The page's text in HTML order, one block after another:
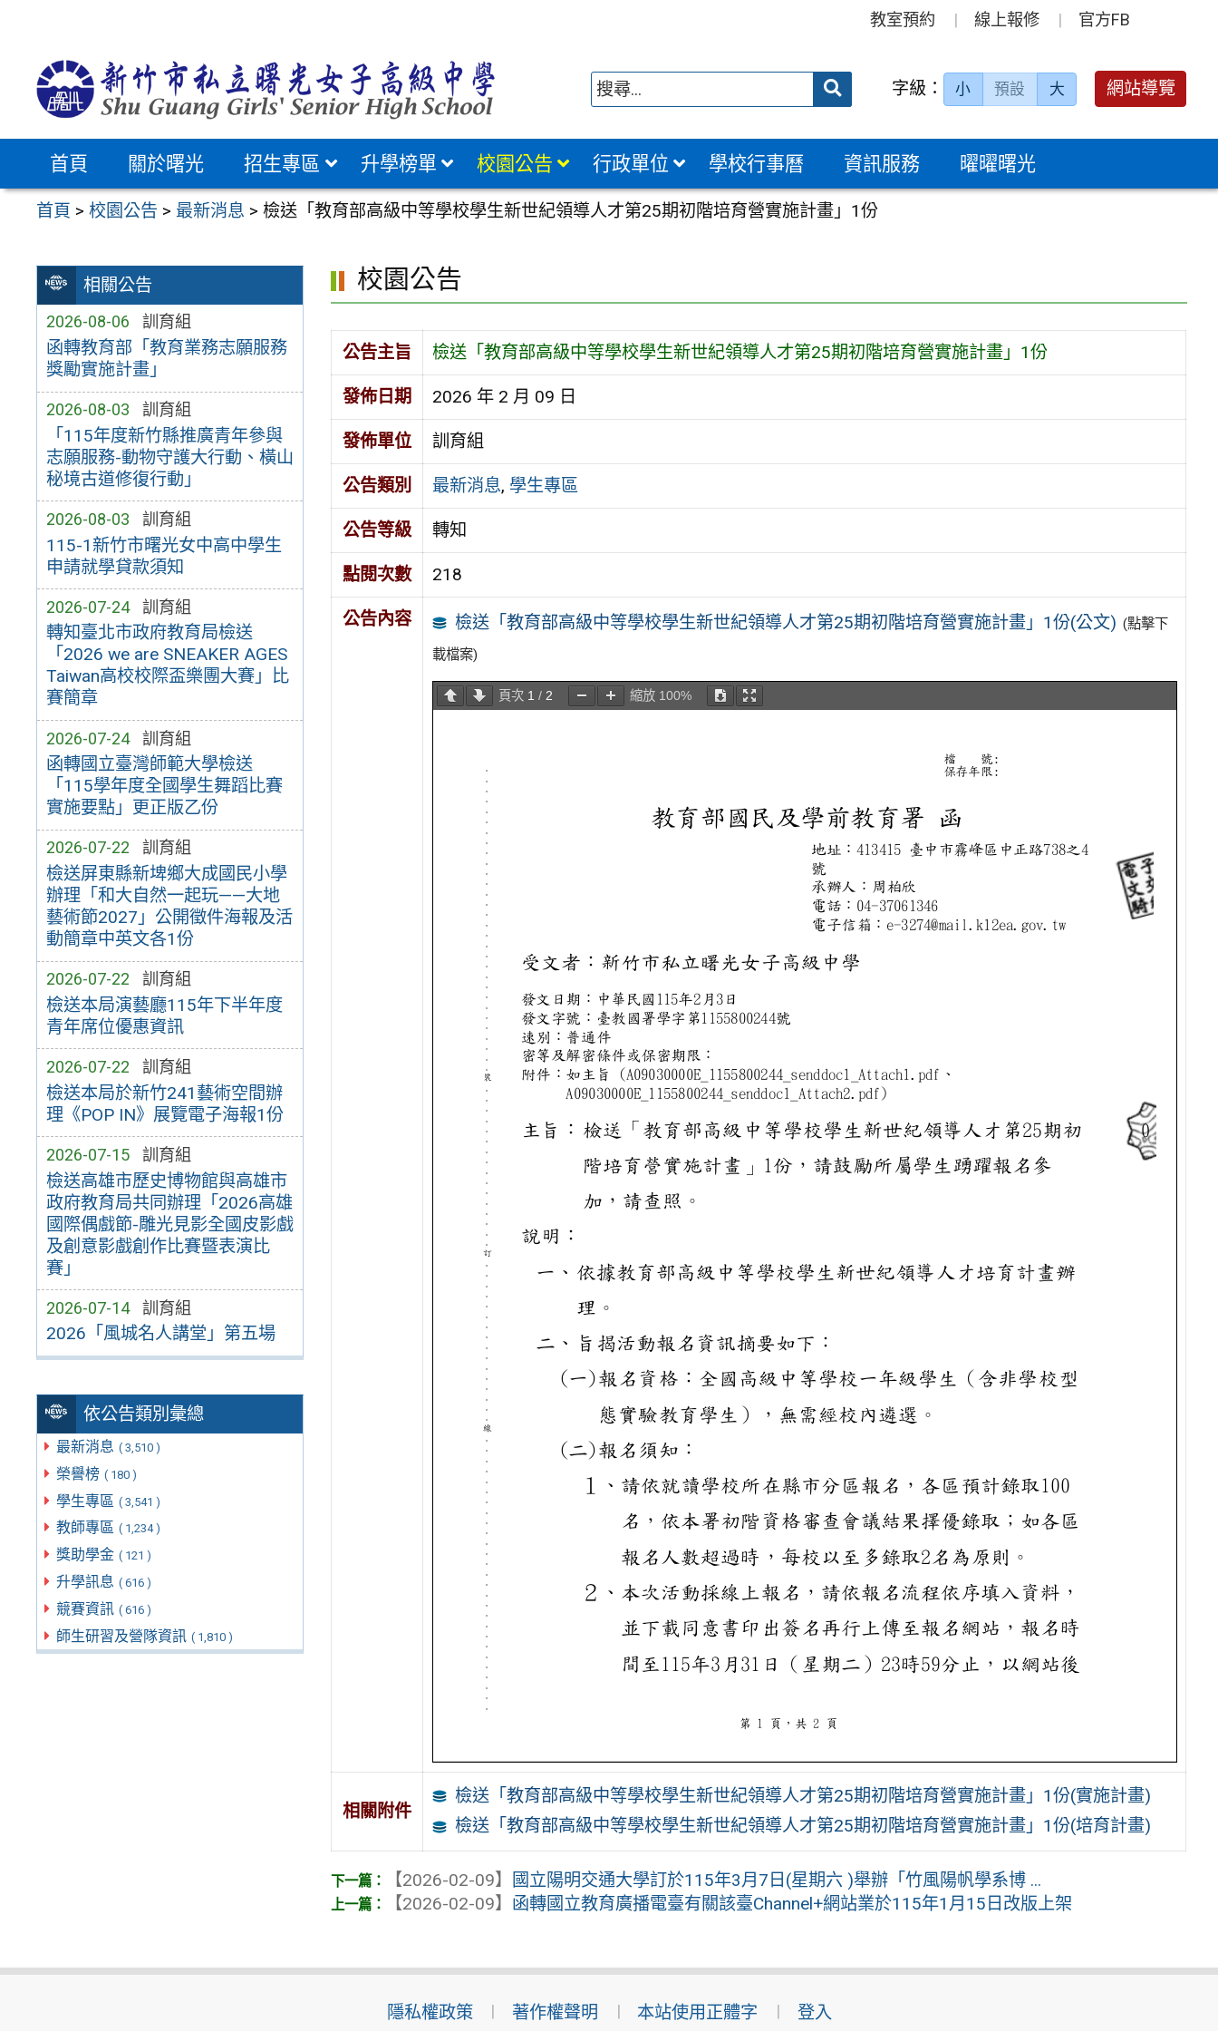
教室預約 線上報修 官方FB
送出 字級： 小 預設 大 網站導覽
首頁 關於曙光 招生專區 升學榜單 校園公告 行政單位 學校行事曆 資訊服務 曜曜曙光
首頁 >校園公告 > 最新消息 >檢送「教育部高級中等學校學生新世紀領導人才第25期初階培育營實施計畫」1份
相關公告
2026-08-06 訓育組
函轉教育部「教育業務志願服務
獎勵實施計畫」
2026-08-03 訓育組
「115年度新竹縣推廣青年參與
志願服務-動物守護大行動、橫山
秘境古道修復行動」
2026-08-03 訓育組
115-1新竹市曙光女中高中學生
申請就學貸款須知
2026-07-24 訓育組
轉知臺北市政府教育局檢送
「2026 we are SNEAKER AGES
Taiwan高校校際盃樂團大賽」比
賽簡章
2026-07-24 訓育組
函轉國立臺灣師範大學檢送
「115學年度全國學生舞蹈比賽
實施要點」更正版乙份
2026-07-22 訓育組
檢送屏東縣新埤鄉大成國民小學
辦理「和大自然一起玩——大地
藝術節2027」公開徵件海報及活
動簡章中英文各1份
2026-07-22 訓育組
檢送本局演藝廳115年下半年度
青年席位優惠資訊
2026-07-22 訓育組
檢送本局於新竹241藝術空間辦
理《POP IN》展覽電子海報1份
2026-07-15 訓育組
檢送高雄市歷史博物館與高雄市
政府教育局共同辦理「2026高雄
國際偶戲節-雕光見影全國皮影戲
及創意影戲創作比賽暨表演比
賽」
2026-07-14 訓育組
2026「風城名人講堂」第五場
依公告類別彙總
最新消息 ( 3,510 )
榮譽榜 ( 180 )
學生專區 ( 3,541 )
教師專區 ( 1,234 )
獎助學金 ( 121 )
升學訊息 ( 616 )
競賽資訊 ( 616 )
師生研習及營隊資訊 ( 1,810 )
校園公告
公告主旨 檢送「教育部高級中等學校學生新世紀領導人才第25期初階培育營實施計畫」1份
發佈日期 2026 年 2 月 09 日
發佈單位 訓育組
公告類別 最新消息, 學生專區
公告等級 轉知
點閱次數 218
公告內容 檢送「教育部高級中等學校學生新世紀領導人才第25期初階培育營實施計畫」1份(公文) (點擊下
載檔案)
頁次 1 / 2 縮放 100%
相關附件
檢送「教育部高級中等學校學生新世紀領導人才第25期初階培育營實施計畫」1份(實施計畫)
檢送「教育部高級中等學校學生新世紀領導人才第25期初階培育營實施計畫」1份(培育計畫)
【2026-02-09】
國立陽明交通大學訂於115年3月7日(星期六 )舉辦「竹風陽帆學系博 ...
【2026-02-09】 函轉國立教育廣播電臺有關該臺Channel+網站業於115年1月15日改版上架
隱私權政策 著作權聲明 本站使用正體字 登入